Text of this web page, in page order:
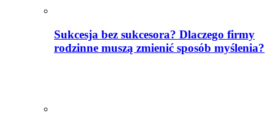
Sukcesja bez sukcesora? Dlaczego firmy
rodzinne muszą zmienić sposób myślenia?